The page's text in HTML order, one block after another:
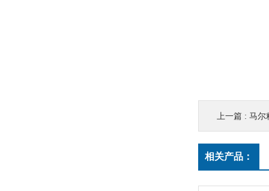
上一篇 : 马尔
相关产品：